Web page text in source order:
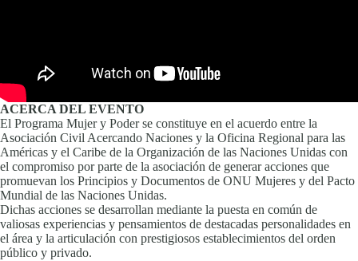
ACERCA DEL EVENTO
El Programa Mujer y Poder se constituye en el acuerdo entre la
Asociación Civil Acercando Naciones y la Oficina Regional para las
Américas y el Caribe de la Organización de las Naciones Unidas con
el compromiso por parte de la asociación de generar acciones que
promuevan los Principios y Documentos de ONU Mujeres y del Pacto
Mundial de las Naciones Unidas.
Dichas acciones se desarrollan mediante la puesta en común de
valiosas experiencias y pensamientos de destacadas personalidades en
el área y la articulación con prestigiosos establecimientos del orden
público y privado.